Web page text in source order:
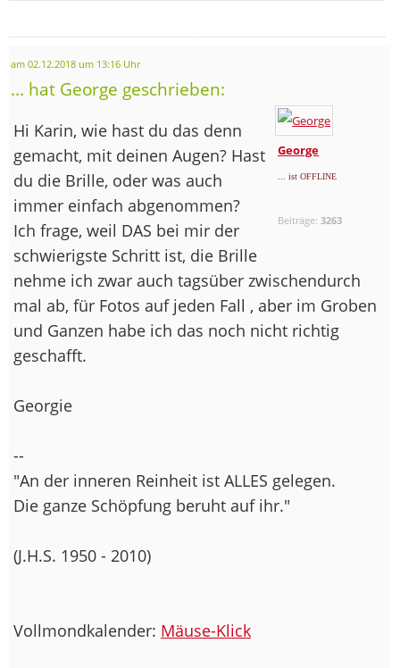
am 02.12.2018 um 13:16 Uhr
... hat George geschrieben:
George
... ist OFFLINE
Beiträge:3263
Hi Karin, wie hast du das denn
gemacht, mit deinen Augen? Hast
du die Brille, oder was auch
immer einfach abgenommen?
Ich frage, weil DAS bei mir der
schwierigste Schritt ist, die Brille
nehme ich zwar auch tagsüber zwischendurch
mal ab, für Fotos auf jeden Fall , aber im Groben
und Ganzen habe ich das noch nicht richtig
geschafft.
Georgie
--
"An der inneren Reinheit ist ALLES gelegen.
Die ganze Schöpfung beruht auf ihr."
(J.H.S. 1950 - 2010)
Vollmondkalender: Mäuse-Klick